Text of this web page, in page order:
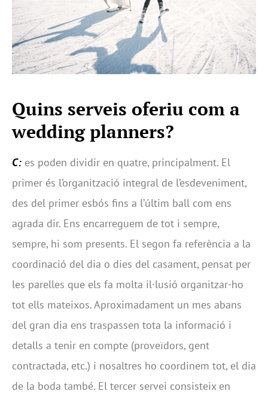
Quins serveis oferiu com a
wedding planners?
C: es poden dividir en quatre, principalment. El
primer és l’organització integral de l’esdeveniment,
des del primer esbós fins a l’últim ball com ens
agrada dir. Ens encarreguem de tot i sempre,
sempre, hi som presents. El segon fa referència a la
coordinació del dia o dies del casament, pensat per
les parelles que els fa molta il·lusió organitzar-ho
tot ells mateixos. Aproximadament un mes abans
del gran dia ens traspassen tota la informació i
detalls a tenir en compte (proveïdors, gent
contractada, etc.) i nosaltres ho coordinem tot, el dia
de la boda també. El tercer servei consisteix en